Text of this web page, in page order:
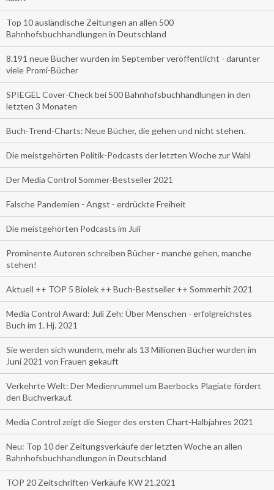
Top 10 ausländische Zeitungen an allen 500
Bahnhofsbuchhandlungen in Deutschland
8.191 neue Bücher wurden im September veröffentlicht - darunter
viele Promi-Bücher
SPIEGEL Cover-Check bei 500 Bahnhofsbuchhandlungen in den
letzten 3 Monaten
Buch-Trend-Charts: Neue Bücher, die gehen und nicht stehen.
Die meistgehörten Politik-Podcasts der letzten Woche zur Wahl
Der Media Control Sommer-Bestseller 2021
Falsche Pandemien - Angst - erdrückte Freiheit
Die meistgehörten Podcasts im Juli
Prominente Autoren schreiben Bücher - manche gehen, manche
stehen!
Aktuell ++ TOP 5 Biolek ++ Buch-Bestseller ++ Sommerhit 2021
Media Control Award: Juli Zeh: Über Menschen - erfolgreichstes
Buch im 1. Hj. 2021
Sie werden sich wundern, mehr als 13 Millionen Bücher wurden im
Juni 2021 von Frauen gekauft
Verkehrte Welt: Der Medienrummel um Baerbocks Plagiate fördert
den Buchverkauf.
Media Control zeigt die Sieger des ersten Chart-Halbjahres 2021
Neu: Top 10 der Zeitungsverkäufe der letzten Woche an allen
Bahnhofsbuchhandlungen in Deutschland
TOP 20 Zeitschriften-Verkäufe KW 21.2021